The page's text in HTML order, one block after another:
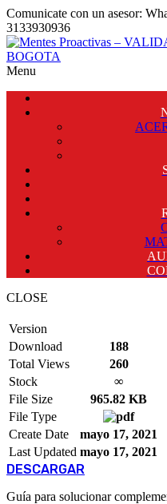
Comunicate con un asesor:
3133930936
Menu
CLOSE
Version
Download
188
Total Views
260
Stock
∞
File Size
965.82 KB
File Type
Create Date
mayo 17, 2021
Last Updated mayo 17, 2021
DESCARGAR
Guía para solucionar